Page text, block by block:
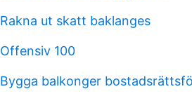
Rakna ut skatt baklanges
Offensiv 100
Bygga balkonger